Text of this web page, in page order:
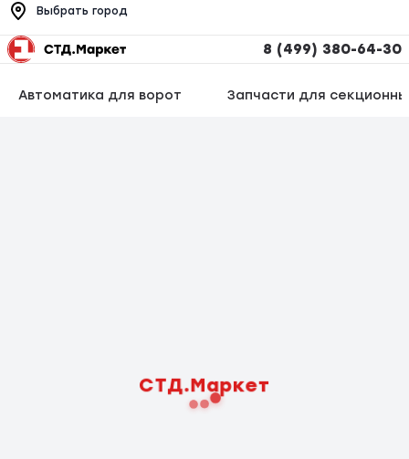
Выбрать город
8 (499) 380-64-30
Автоматика для ворот Запчасти для
СТД.Маркет